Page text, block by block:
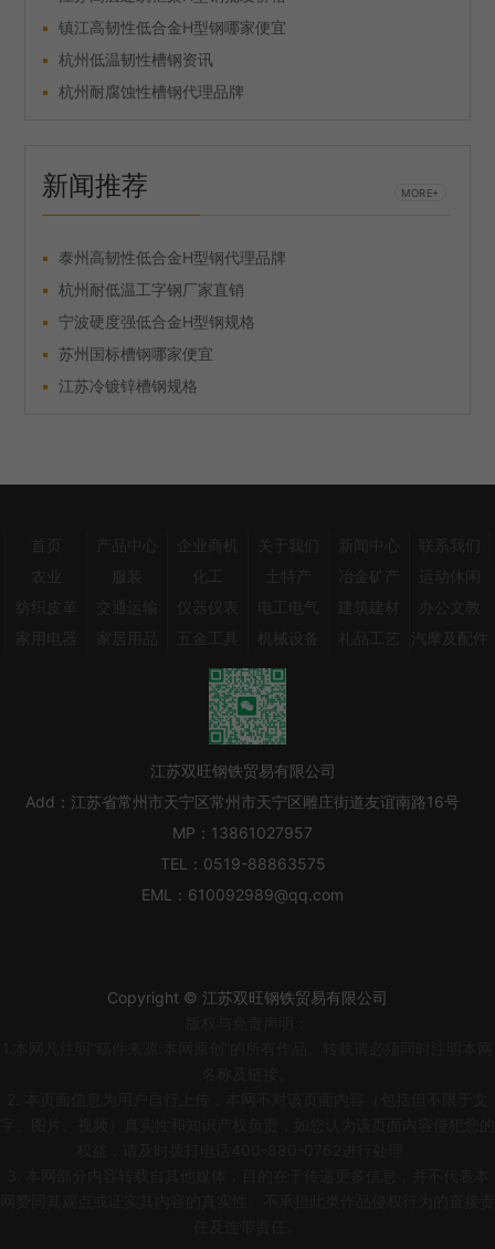
镇江高韧性低合金H型钢哪家便宜
杭州低温韧性槽钢资讯
杭州耐腐蚀性槽钢代理品牌
新闻推荐 MORE+
泰州高韧性低合金H型钢代理品牌
杭州耐低温工字钢厂家直销
宁波硬度强低合金H型钢规格
苏州国标槽钢哪家便宜
江苏冷镀锌槽钢规格
农业
服装
运动休闲
纺织皮革
交通运输 仪器仪表 建筑建材
家用电器
家居用品 汽摩及配件
江苏双旺钢铁贸易有限公司
Add：江苏省常州市天宁区常州市天宁区雕庄街道友谊南路16号
MP： 13861027957
TEL： 0519-88863575
EML： 610092989@qq.com
Copyright © 江苏双旺钢铁贸易有限公司